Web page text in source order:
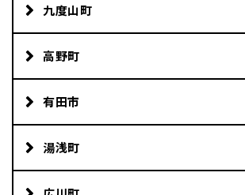
九度山町
高野町
有田市
湯浅町